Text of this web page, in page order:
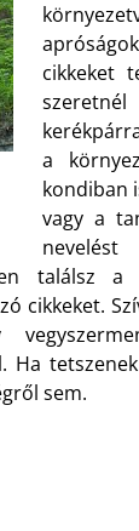
cikkeket
a
kondiban
vagy a
találsz
cikkeket.
Ha
sem.